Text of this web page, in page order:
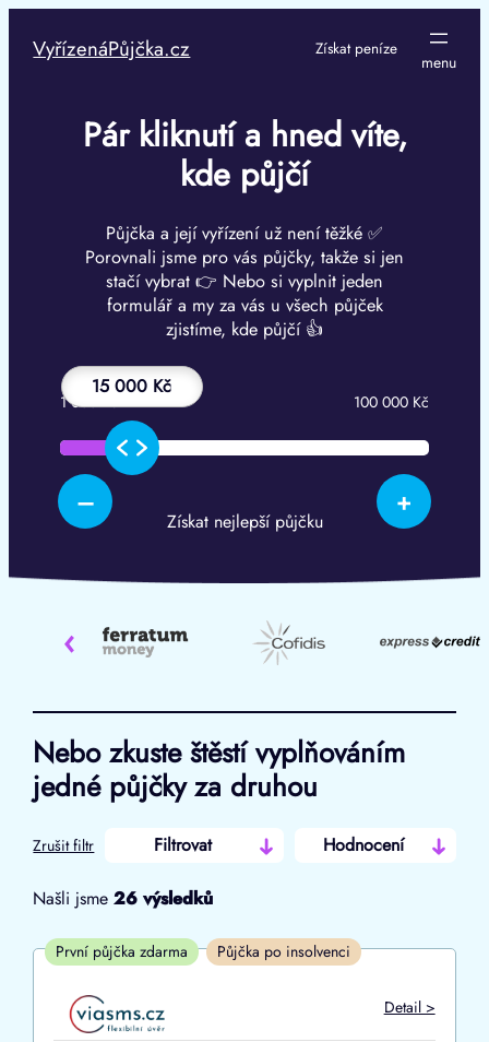
obsah
VyřízenáPůjčka.cz Získat peníze
Pár kliknutí a hned víte,
kde půjčí
Půjčka a její vyřízení už není těžké ✅
Porovnali jsme pro vás půjčky, takže si jen
stačí vybrat 👉 Nebo si vyplnit jeden
formulář a my za vás u všech půjček
zjistíme, kde půjčí 👍
15 000 Kč
– +
1 000 Kč 100 000 Kč
Získat nejlepší půjčku
‹
Nebo zkuste štěstí vyplňováním
jedné půjčky za druhou
Zrušit filtr Filtrovat Hodnocení
Od
Našli jsme26 výsledků
První půjčka zdarma Půjčka po insolvenci
Detail >